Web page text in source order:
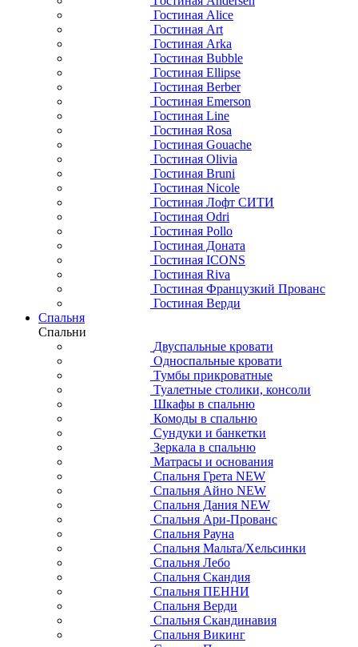
Гостиная Alice
Гостиная Art
Гостиная Arka
Гостиная Bubble
Гостиная Ellipse
Гостиная Berber
Гостиная Emerson
Гостиная Line
Гостиная Rosa
Гостиная Gouache
Гостиная Olivia
Гостиная Bruni
Гостиная Nicole
Гостиная Лофт СИТИ
Гостиная Odri
Гостиная Pollo
Гостиная Доната
Гостиная ICONS
Гостиная Riva
Гостиная Французкий Прованс
Гостиная Верди
Спальня
Спальни
Двуспальные кровати
Односпальные кровати
Тумбы прикроватные
Туалетные столики, консоли
Шкафы в спальню
Комоды в спальню
Сундуки и банкетки
Зеркала в спальню
Матрасы и основания
Спальня Грета NEW
Спальня Айно NEW
Спальня Дания NEW
Спальня Ари-Прованс
Спальня Рауна
Спальня Мальта/Хельсинки
Спальня Лебо
Спальня Скандия
Спальня ПЕННИ
Спальня Верди
Спальня Скандинавия
Спальня Викинг